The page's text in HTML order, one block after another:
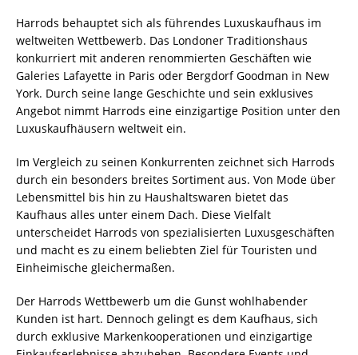
Harrods behauptet sich als führendes Luxuskaufhaus im
weltweiten Wettbewerb. Das Londoner Traditionshaus
konkurriert mit anderen renommierten Geschäften wie
Galeries Lafayette in Paris oder Bergdorf Goodman in New
York. Durch seine lange Geschichte und sein exklusives
Angebot nimmt Harrods eine einzigartige Position unter den
Luxuskaufhäusern weltweit ein.
Im Vergleich zu seinen Konkurrenten zeichnet sich Harrods
durch ein besonders breites Sortiment aus. Von Mode über
Lebensmittel bis hin zu Haushaltswaren bietet das
Kaufhaus alles unter einem Dach. Diese Vielfalt
unterscheidet Harrods von spezialisierten Luxusgeschäften
und macht es zu einem beliebten Ziel für Touristen und
Einheimische gleichermaßen.
Der Harrods Wettbewerb um die Gunst wohlhabender
Kunden ist hart. Dennoch gelingt es dem Kaufhaus, sich
durch exklusive Markenkooperationen und einzigartige